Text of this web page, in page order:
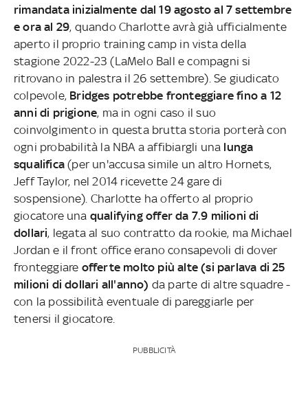
rimandata inizialmente dal 19 agosto al 7 settembre
e ora al 29, quando Charlotte avrà già ufficialmente
aperto il proprio training camp in vista della
stagione 2022-23 (LaMelo Ball e compagni si
ritrovano in palestra il 26 settembre). Se giudicato
colpevole, Bridges potrebbe fronteggiare fino a 12
anni di prigione, ma in ogni caso il suo
coinvolgimento in questa brutta storia porterà con
ogni probabilità la NBA a affibiargli una lunga
squalifica(per un'accusa simile un altro Hornets,
Jeff Taylor, nel 2014 ricevette 24 gare di
sospensione). Charlotte ha offerto al proprio
giocatore una qualifying offer da 7.9 milioni di
dollari, legata al suo contratto da rookie, ma Michael
Jordan e il front office erano consapevoli di dover
fronteggiare offerte molto più alte (si parlava di 25
milioni di dollari all'anno) da parte di altre squadre -
con la possibilità eventuale di pareggiarle per
tenersi il giocatore.
PUBBLICITÀ